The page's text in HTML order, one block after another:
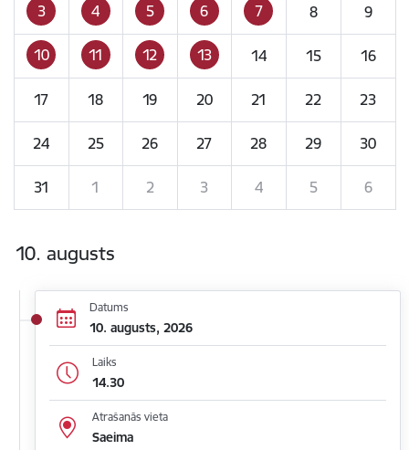
3 4 5 6 7 8 9
10 11 12 13 14 15 16
17 18 19 20 21 22 23
24 25 26 27 28 29 30
31 1 2 3 4 5 6
10. augusts
Datums
10. augusts, 2026
Laiks
14.30
Atrašanās vieta
Saeima